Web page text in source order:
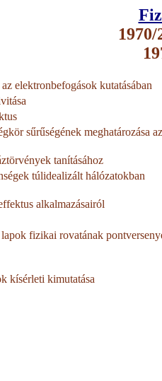
1970/
elektronbefogások kutatásában
sűrűségének meghatározása
tanításához
túlidealizált hálózatokban
alkalmazásairól
fizikai rovatának
kísérleti kimutatása